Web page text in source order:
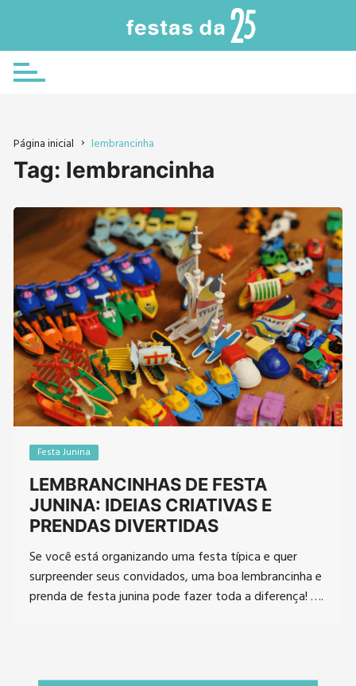
o
conteúdo
Página inicial lembrancinha
Tag: lembrancinha
Festa Junina
LEMBRANCINHAS DE FESTA
JUNINA: IDEIAS CRIATIVAS E
PRENDAS DIVERTIDAS
Se você está organizando uma festa típica e quer
surpreender seus convidados, uma boa lembrancinha e
prenda de festa junina pode fazer toda a diferença! ….